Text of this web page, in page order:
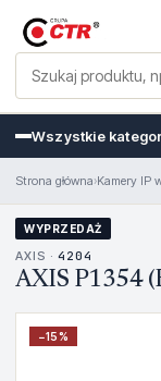
Wszystkie
Strona główna›Kamery IP
WYPRZEDAŻ
AXIS · 4204
AXIS P1354
−15%